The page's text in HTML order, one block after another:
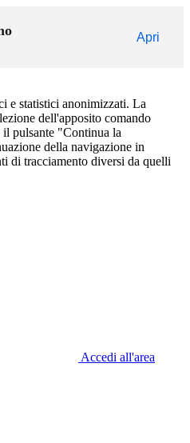
Apri
e statistici anonimizzati. La
dell'apposito comando
pulsante "Continua la
della navigazione in
di tracciamento diversi da quelli
Accedi all'area